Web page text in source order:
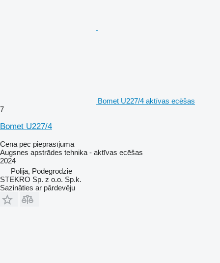
Bomet U227/4 aktīvas ecēšas
7
Bomet U227/4
Cena pēc pieprasījuma
Augsnes apstrādes tehnika - aktīvas ecēšas
2024
Polija, Podegrodzie
STEKRO Sp. z o.o. Sp.k.
Sazināties ar pārdevēju